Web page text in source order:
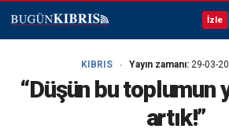
İzle
KIBRIS Yayın zamanı: 29-03-
“Düşün bu toplumun
artık!”